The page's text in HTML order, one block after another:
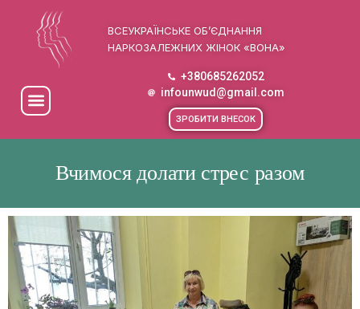
ВСЕУКРАЇНСЬКЕ ОБ’ЄДНАННЯ
НАРКОЗАЛЕЖНИХ ЖІНОК «ВОНА»
+380685262052
infounwud@gmail.com
ЗРОБИТИ ВНЕСОК
Вчимося долати стрес разом